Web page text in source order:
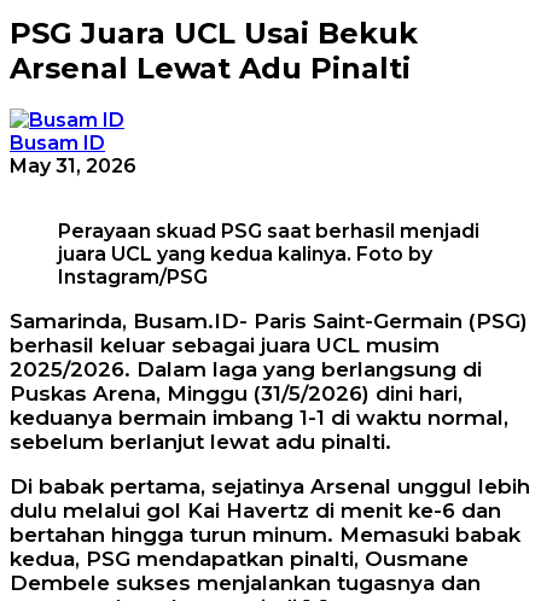
PSG Juara UCL Usai Bekuk
Arsenal Lewat Adu Pinalti
Busam ID
May 31, 2026
Perayaan skuad PSG saat berhasil menjadi
juara UCL yang kedua kalinya. Foto by
Instagram/PSG
Samarinda, Busam.ID- Paris Saint-Germain (PSG)
berhasil keluar sebagai juara UCL musim
2025/2026. Dalam laga yang berlangsung di
Puskas Arena, Minggu (31/5/2026) dini hari,
keduanya bermain imbang 1-1 di waktu normal,
sebelum berlanjut lewat adu pinalti.
Di babak pertama, sejatinya Arsenal unggul lebih
dulu melalui gol Kai Havertz di menit ke-6 dan
bertahan hingga turun minum. Memasuki babak
kedua, PSG mendapatkan pinalti, Ousmane
Dembele sukses menjalankan tugasnya dan